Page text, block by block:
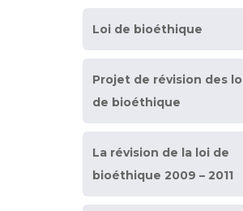
Loi de bioéthique
Projet de révision des
de bioéthique
La révision de la loi de
bioéthique 2009 – 2011